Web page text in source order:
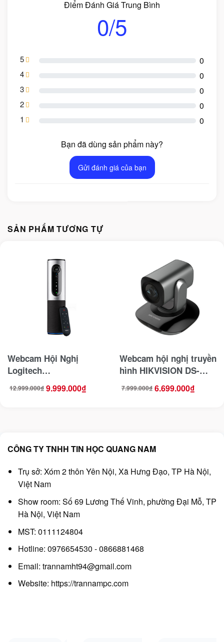
Điểm Đánh Giá Trung Bình
0/5
5 0
4 0
3 0
2 0
1 0
Bạn đã dùng sản phẩm này?
Gửi đánh giá của bạn
SẢN PHẨM TƯƠNG TỰ
Webcam Hội Nghị
Logitech
Connect
12.999.000₫
Giá
gốc 9.999.000₫
Giá
hiện
Webcam hội nghị truyền
hình HIKVISION DS-
U102)
7.999.000₫
Giá
gốc 6.699.000₫
Giá
hiện
CÔNG TY TNHH TIN HỌC QUANG NAM
Trụ sở: Xóm 2 thôn Yên Nội, Xã Hưng Đạo, TP Hà Nội,
Việt Nam
Show room: Số 69 Lương Thế Vinh, phường Đại Mỗ, TP
Hà Nội, Việt Nam
MST: 0111124804
Hotline: 0976654530 - 0866881468
Email: trannamht94@gmail.com
Website: https://trannampc.com